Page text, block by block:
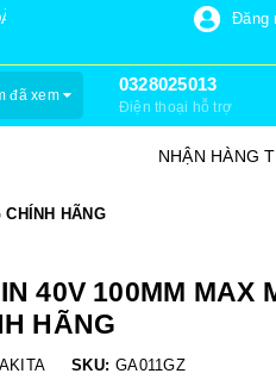
ẤP 6, XUÂN THỚI SƠN, HÓC
Đăng
đã xem
0328025013
Điện thoại hỗ trợ
30 NGÀY ĐỔI
HÃNG
40V 100MM MAX
HÃNG
SKU: GA011GZ